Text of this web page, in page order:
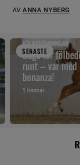
AV ANNA NYBERG
SENASTE
FÖLBEDÖMNINGAR
Dags för
runt – var
bonanza!
1 timmar